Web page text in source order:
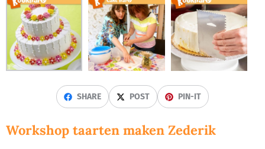
SHARE POST PIN-IT
Workshop taarten maken Zederik